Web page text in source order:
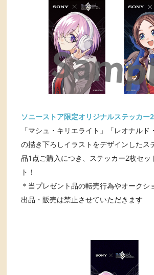
ソニーストア限定オリジナルステッカー
「マシュ・キリエライト」「レオナルド
の描き下ろしイラストをデザインしたス
品1点ご購入につき、ステッカー2枚セッ
ト！
＊当プレゼント品の転売行為やオークシ
出品・販売は禁止させていただきます